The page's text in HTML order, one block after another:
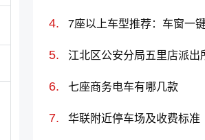
七座商务电车有哪几款
华联附近停车场及收费标准